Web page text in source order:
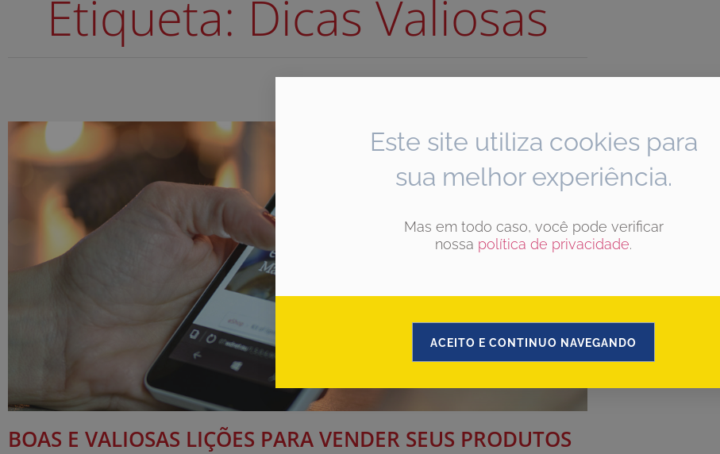
Etiqueta: Dicas Valiosas
BOAS E VALIOSAS LIÇÕES PARA VENDER SEUS PRODUTOS
Este site utiliza cookies para
sua melhor experiência.
Mas em todo caso, você pode verificar
nossa política de privacidade.
ACEITO E CONTINUO NAVEGANDO